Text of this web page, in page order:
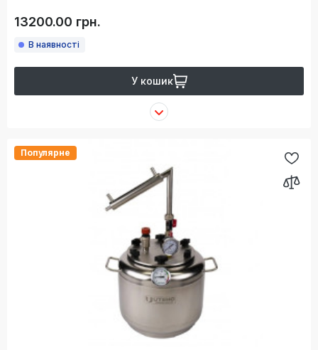
13200.00 грн.
В наявності
У кошик
Популярне